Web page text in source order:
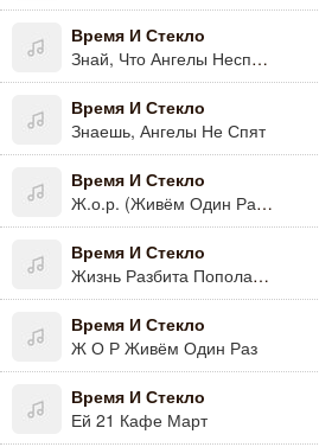
Время И Стекло
Знай, Что Ангелы Неспят )
Время И Стекло
Знаешь, Ангелы Не Спят
Время И Стекло
Ж.о.р. (Живём Один Раз) (Живём Один Раз)
Время И Стекло
Жизнь Разбита Пополам.в.хрупкое Стекло..
Время И Стекло
Ж О Р Живём Один Раз
Время И Стекло
Ей 21 Кафе Март